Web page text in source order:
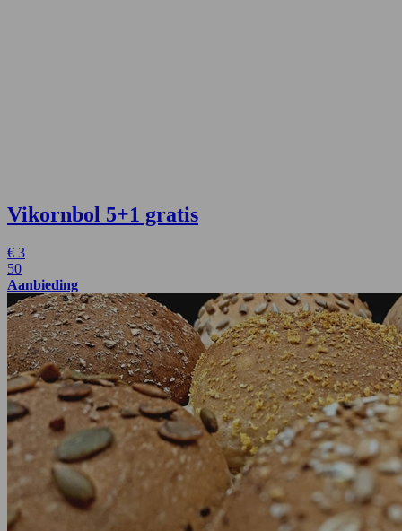
Vikornbol 5+1 gratis
€ 3
50
Aanbieding